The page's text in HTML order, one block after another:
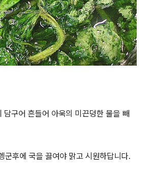
구어 흔들어 아욱의 미끈덩한 물을 빼
군후에 국을 끓여야 맑고 시원하답니다.